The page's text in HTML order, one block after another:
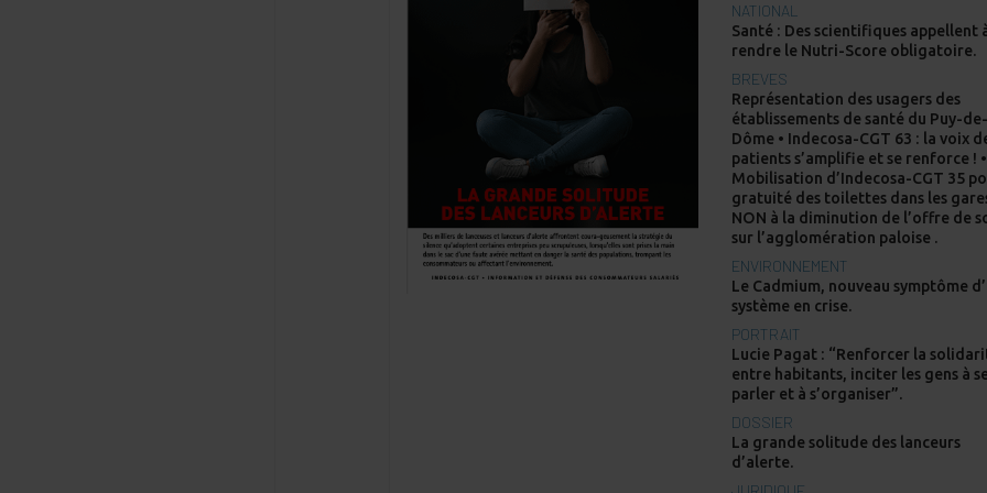
NATIONAL
Santé : Des scientifiques appellent
rendre le Nutri-Score obligatoire.
BREVES
Représentation des usagers des
établissements de santé du Puy-de-
Dôme • Indecosa-CGT 63 : la voix
patients s’amplifie et se renforce ! •
Mobilisation d’Indecosa-CGT 35
gratuité des toilettes dans les
NON à la diminution de l’offre de
sur l’agglomération paloise .
ENVIRONNEMENT
Le Cadmium, nouveau symptôme
système en crise.
PORTRAIT
Lucie Pagat : “Renforcer la
entre habitants, inciter les gens à
parler et à s’organiser”.
DOSSIER
La grande solitude des lanceurs
d’alerte.